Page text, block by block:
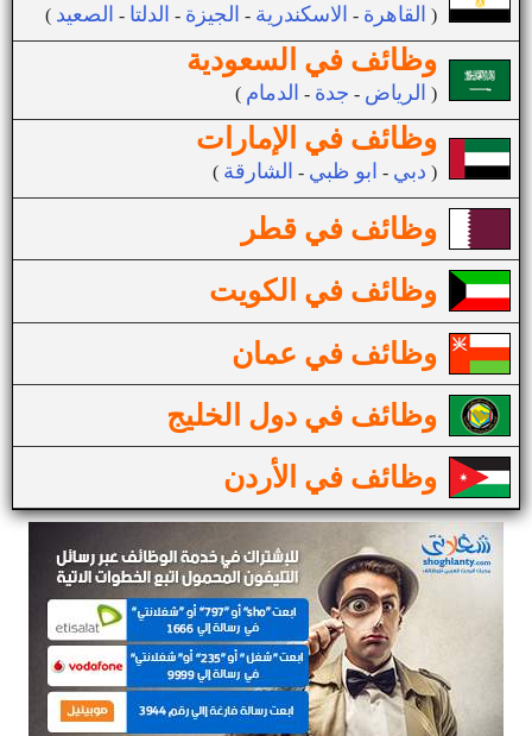
( القاهرة - الاسكندرية - الجيزة - الدلتا - الصعيد )
وظائف في السعودية
( الرياض - جدة - الدمام )
وظائف في الإمارات
( دبي - ابو ظبي - الشارقة )
وظائف في قطر
وظائف في الكويت
وظائف في عمان
وظائف في دول الخليج
وظائف في الأردن